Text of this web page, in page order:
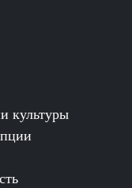
культуры